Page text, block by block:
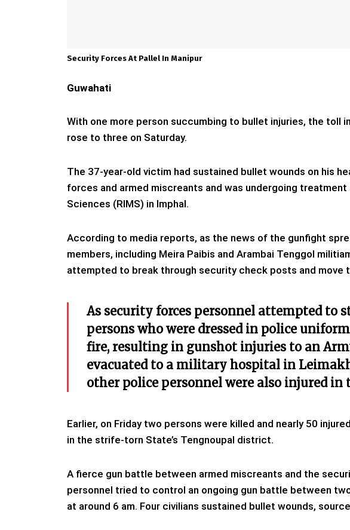
Security Forces At Pallel In Manipur
Guwahati
With one more person succumbing to bullet injuries, the toll
rose to three on Saturday.
The 37-year-old victim had sustained bullet wounds on his
forces and armed miscreants and was undergoing
Sciences (RIMS) in Imphal.
According to media reports, as the news of the gunfight
members, including Meira Paibis and Arambai Tenggol
attempted to break through security check posts and move
As security forces personnel attempted to
persons who were dressed in police
fire, resulting in gunshot injuries to an
evacuated to a military hospital in
other police personnel were also injured in
Earlier, on Friday two persons were killed and nearly 50
in the strife-torn State’s Tengnoupal district.
A fierce gun battle between armed miscreants and the
personnel tried to control an ongoing gun battle between
at around 6 am. Four civilians sustained bullet wounds,